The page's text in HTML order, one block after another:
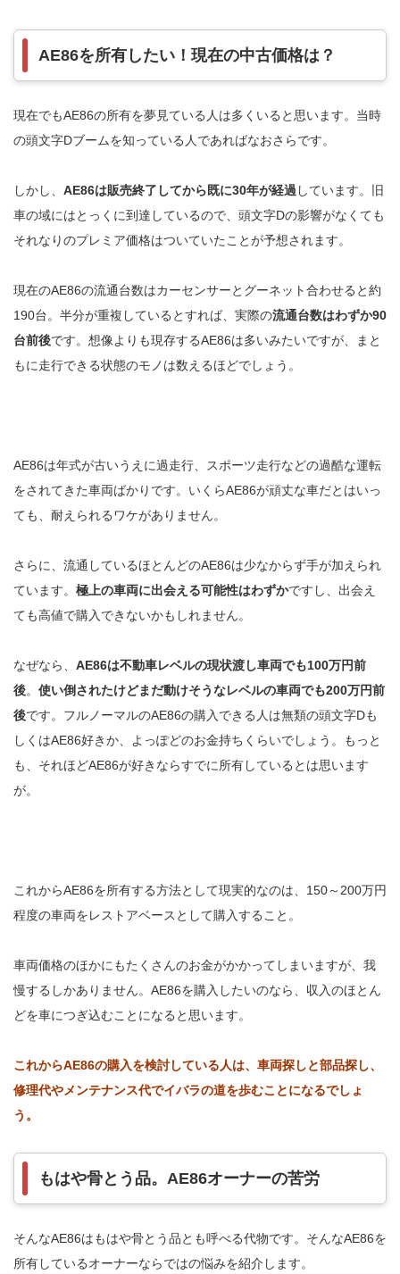
AE86を所有したい！現在の中古価格は？
現在でもAE86の所有を夢見ている人は多くいると思います。当時
の頭文字Dブームを知っている人であればなおさらです。
しかし、 AE86は販売終了してから既に30年が経過 しています。旧
車の域にはとっくに到達しているので、頭文字Dの影響がなくても
それなりのプレミア価格はついていたことが予想されます。
現在のAE86の流通台数はカーセンサーとグーネット合わせると約
190台。半分が重複しているとすれば、実際の流通台数はわずか90
台前後です。想像よりも現存するAE86は多いみたいですが、まと
もに走行できる状態のモノは数えるほどでしょう。
AE86は年式が古いうえに過走行、スポーツ走行などの過酷な運転
をされてきた車両ばかりです。いくらAE86が頑丈な車だとはいっ
ても、耐えられるワケがありません。
さらに、流通しているほとんどのAE86は少なからず手が加えられ
ています。 極上の車両に出会える可能性はわずかですし、出会え
ても高値で購入できないかもしれません。
なぜなら、 AE86は不動車レベルの現状渡し車両でも100万円前
後。 使い倒されたけどまだ動けそうなレベルの車両でも200万円前
後です。フルノーマルのAE86の購入できる人は無類の頭文字Dも
しくはAE86好きか、よっぽどのお金持ちくらいでしょう。もっと
も、それほどAE86が好きならすでに所有しているとは思います
が。
これからAE86を所有する方法として現実的なのは、150～200万円
程度の車両をレストアベースとして購入すること。
車両価格のほかにもたくさんのお金がかかってしまいますが、我
慢するしかありません。AE86を購入したいのなら、収入のほとん
どを車につぎ込むことになると思います。
これからAE86の購入を検討している人は、車両探しと部品探し、
修理代やメンテナンス代でイバラの道を歩むことになるでしょ
う。
もはや骨とう品。AE86オーナーの苦労
そんなAE86はもはや骨とう品とも呼べる代物です。そんなAE86を
所有しているオーナーならではの悩みを紹介します。